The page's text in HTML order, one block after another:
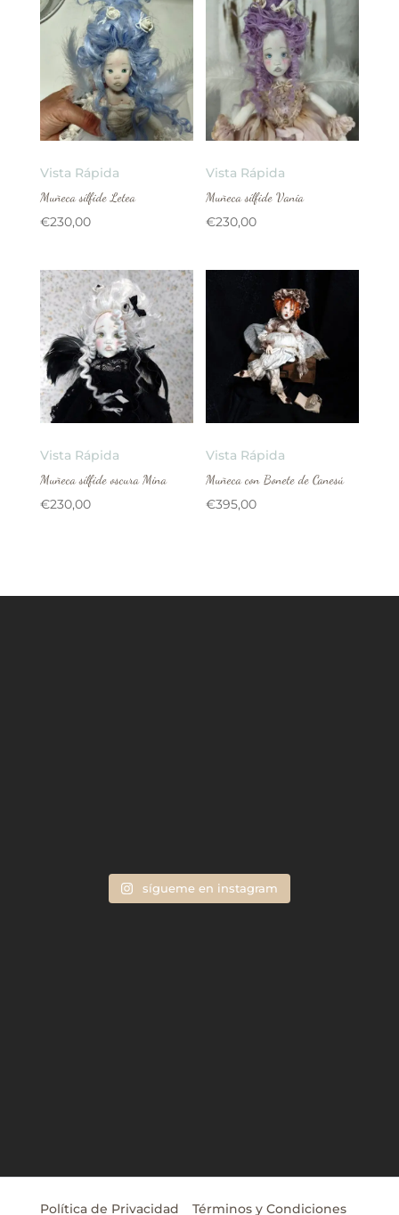
Vista Rápida
Muñeca sílfide Letea
€230,00
Vista Rápida
Muñeca sílfide Vania
€230,00
Vista Rápida
Muñeca sílfide oscura Mina
€230,00
Vista Rápida
Muñeca con Bonete de Canesú
€395,00
sígueme en instagram
Política de Privacidad Términos y Condiciones